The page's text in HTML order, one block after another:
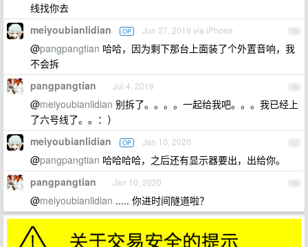
线找你去
15
meiyoubianlidian OP Jun 27, 2019 via iPhone
@pangpangtian 哈哈，因为剩下那台上面装了个外置音响，我
不会拆
16
pangpangtian Jul 4, 2019
@meiyoubianlidian 别拆了。。。。一起给我吧。。。我已经上
了六号线了。。：）
17
meiyoubianlidian OP Jan 10, 2020
@pangpangtian 哈哈哈哈，之后还有显示器要出，出给你。
18
pangpangtian Jan 10, 2020
@meiyoubianlidian ..... 你进时间隧道啦？